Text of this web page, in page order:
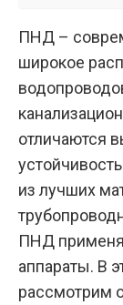
ПНД –
широкое
отличаются
из лучших
ПНД
аппараты. В
рассмотрим